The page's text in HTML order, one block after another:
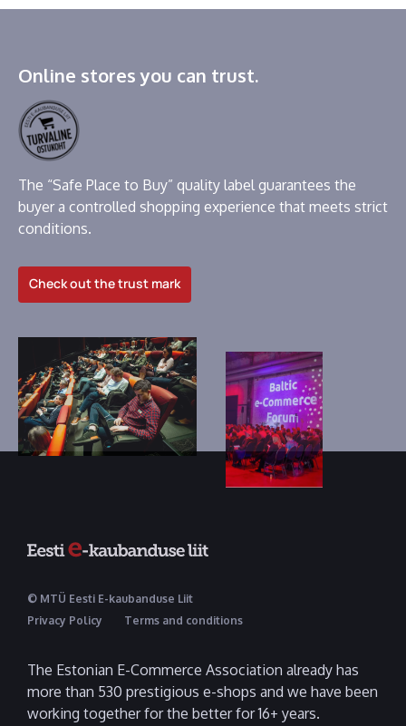
Online stores you can trust.
The “Safe Place to Buy” quality label guarantees the
buyer a controlled shopping experience that meets strict
conditions.
Check out the trust mark
© MTÜ Eesti E-kaubanduse Liit
Privacy Policy
Terms and conditions
The Estonian E-Commerce Association already has
more than 530 prestigious e-shops and we have been
working together for the better for 16+ years.